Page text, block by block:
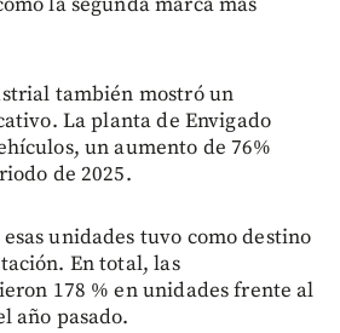
también mostró un
La planta de Envigado
un aumento de 76%
de 2025.
unidades tuvo como destino
En total, las
178 % en unidades frente al
año pasado.